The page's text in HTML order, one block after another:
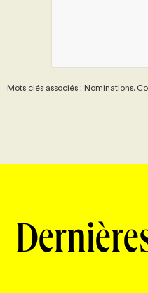
Mots clés associés : Nominations,